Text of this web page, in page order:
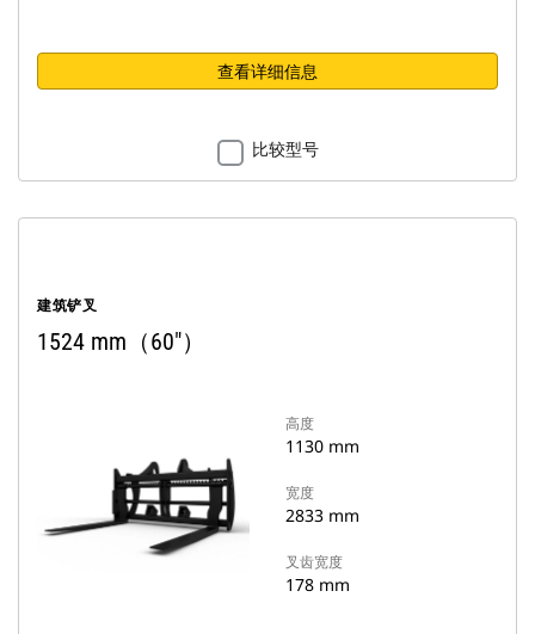
查看详细信息
比较型号
建筑铲叉
1524 mm（60"）
高度
1130 mm
宽度
2833 mm
叉齿宽度
178 mm